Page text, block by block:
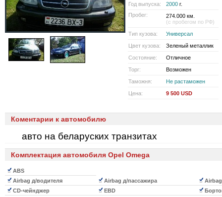
Год выпуска:
2000 г.
Пробег:
274.000 км.
(с пробегом по РФ)
Тип кузова:
Универсал
Цвет кузова:
Зеленый металлик
Состояние:
Отличное
Торг:
Возможен
Таможня:
Не растаможен
Цена:
9 500 USD
Коментарии к автомобилю
авто на беларуских транзитах
Комплектация автомобиля Opel Omega
ABS
Airbag д/водителя
Airbag д/пассажира
CD-чейнджер
EBD